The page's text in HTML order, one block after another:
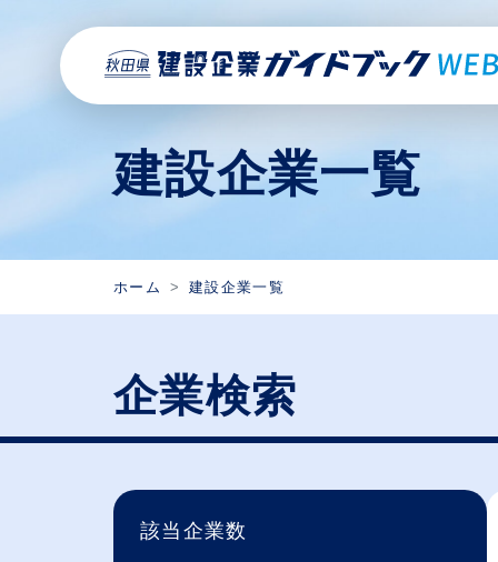
建設企業一覧
ホーム 建設企業一覧
企業検索
該当企業数